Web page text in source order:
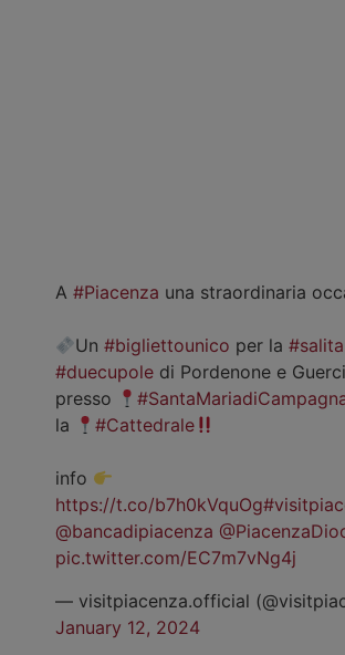
A #Piacenza una straordinaria
Un#bigliettounico per la#salita
#duecupole di Pordenone e
presso
la
#Cattedrale
info
https://t.co/b7h0kVquOg
@bancadipiacenza
pic.twitter.com/EC7m7vNg4j
— visitpiacenza.official
January 12, 2024